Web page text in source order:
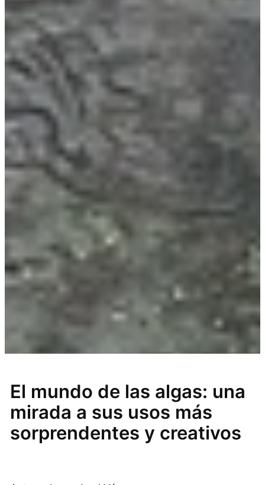
El mundo de las algas: una
mirada a sus usos más
sorprendentes y creativos